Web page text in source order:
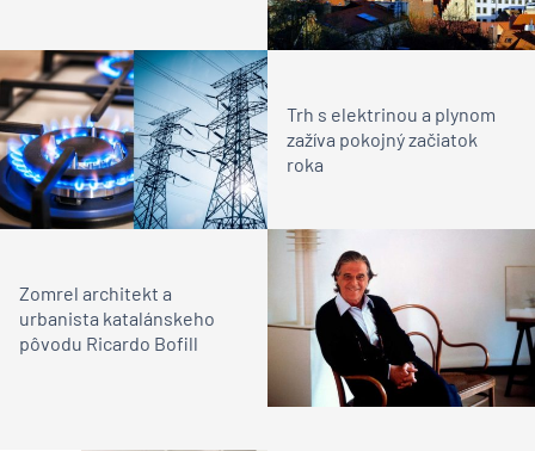
Trh s elektrinou a plynom
zažíva pokojný začiatok
roka
Zomrel architekt a
urbanista katalánskeho
pôvodu Ricardo Bofill